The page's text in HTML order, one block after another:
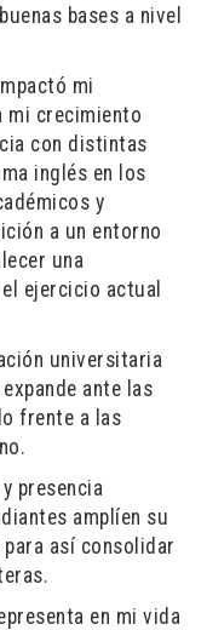
bases a nivel
mi
mi crecimiento
con distintas
inglés en los
y
a un entorno
una
ejercicio actual
universitaria
ante las
frente a las
presencia
amplíen su
así consolidar
en mi vida